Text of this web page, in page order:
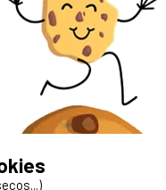
sitio